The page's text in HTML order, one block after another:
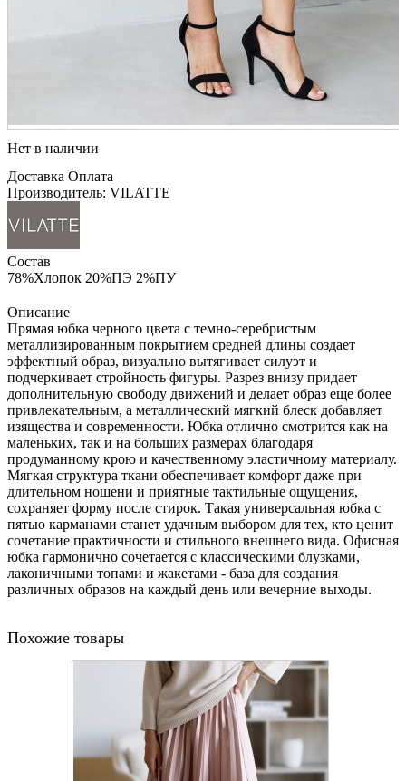
Нет в наличии
Доставка Оплата
Производитель: VILATTE
Состав
78%Хлопок 20%ПЭ 2%ПУ
Описание
Прямая юбка черного цвета с темно-серебристым
металлизированным покрытием средней длины создает
эффектный образ, визуально вытягивает силуэт и
подчеркивает стройность фигуры. Разрез внизу придает
дополнительную свободу движений и делает образ еще более
привлекательным, а металлический мягкий блеск добавляет
изящества и современности. Юбка отлично смотрится как на
маленьких, так и на больших размерах благодаря
продуманному крою и качественному эластичному материалу.
Мягкая структура ткани обеспечивает комфорт даже при
длительном ношени и приятные тактильные ощущения,
сохраняет форму после стирок. Такая универсальная юбка с
пятью карманами станет удачным выбором для тех, кто ценит
сочетание практичности и стильного внешнего вида. Офисная
юбка гармонично сочетается с классическими блузками,
лаконичными топами и жакетами - база для создания
различных образов на каждый день или вечерние выходы.
Похожие товары